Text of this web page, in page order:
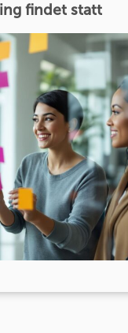
findet statt